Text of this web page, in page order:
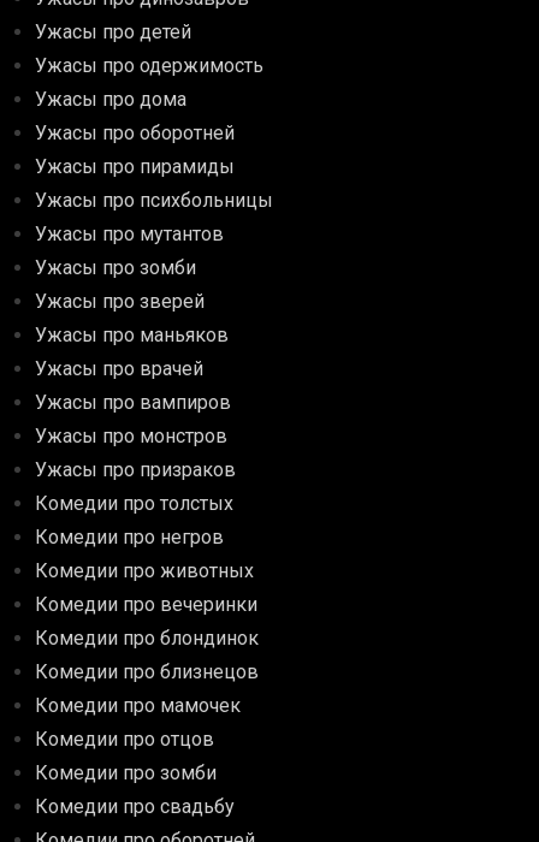
Ужасы про детей
Ужасы про одержимость
Ужасы про дома
Ужасы про оборотней
Ужасы про пирамиды
Ужасы про психбольницы
Ужасы про мутантов
Ужасы про зомби
Ужасы про зверей
Ужасы про маньяков
Ужасы про врачей
Ужасы про вампиров
Ужасы про монстров
Ужасы про призраков
Комедии про толстых
Комедии про негров
Комедии про животных
Комедии про вечеринки
Комедии про блондинок
Комедии про близнецов
Комедии про мамочек
Комедии про отцов
Комедии про зомби
Комедии про свадьбу